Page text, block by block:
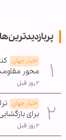
پربازدیدترین‌ها
اخبار جهان
محور
۲ روز قبل
اخبار جهان
برای
۲ روز قبل